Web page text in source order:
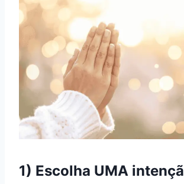
1) Escolha UMA